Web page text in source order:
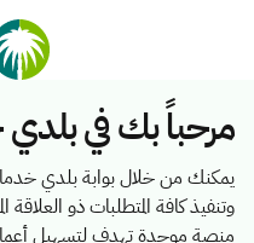
مرحباً بك في
يمكنك من خلال بوابة بلدي
وتنفيذ كافة المتطلبات ذو العلاقة
منصة موحدة تهدف لتسهيل